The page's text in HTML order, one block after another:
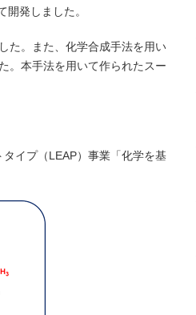
発しました。
た。また、化学合成手法を用い
。本手法を用いて作られたスー
イプ（LEAP）事業「化学を基